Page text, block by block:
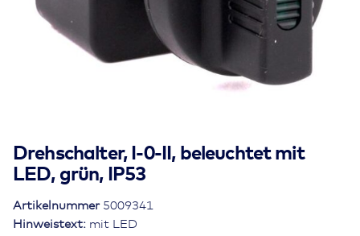
Drehschalter, I-0-II, beleuchtet mit
LED, grün, IP53
Hinweistext: mit LED
Artikelnummer 5009341